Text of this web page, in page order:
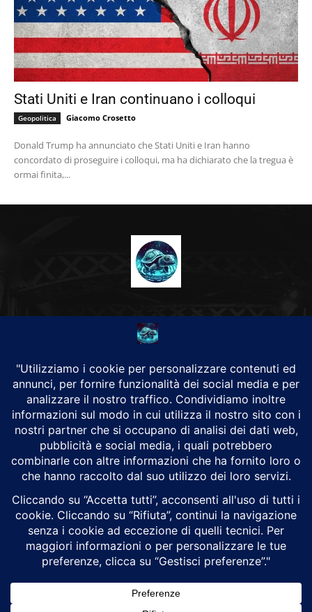
Stati Uniti e Iran continuano i colloqui
Geopolitica Giacomo Crosetto
Donald Trump ha annunciato che Stati Uniti e Iran hanno
concordato di proseguire i colloqui, ma ha dichiarato che la tregua è
ormai finita,...
CHI SIAMO
Alground Geopolitica e Cyberwarfare.
Da una idea di Brunilde Trizio
Alground fa parte del Gruppo Trizio
SEGUICI
Alground - Testata di Art Consulting - P.iva 02701880995 - Genova -